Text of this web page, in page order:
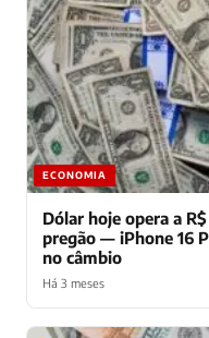
ECONOMIA
Dólar hoje opera a
pregão — iPhone 16
no câmbio
Há 3 meses